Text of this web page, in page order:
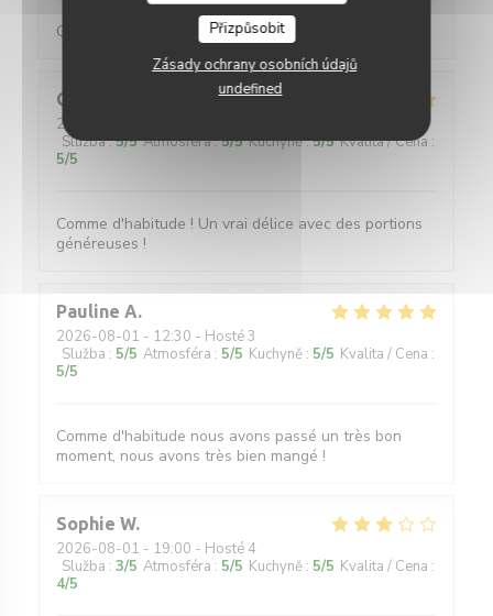
Přizpůsobit
Zásady ochrany osobních údajů
undefined
Galettes et crêpes très généreuses (en garnitures)
Quentin
2026-07-31
Služba:5/5 Atmosféra:5/5 Kuchyně:5/5 Kvalita / Cena :
5/5
Comme d'habitude ! Un vrai délice avec des portions
généreuses !
Pauline A
2026-08-01 - 12:30 - Hosté 3
Služba : 5/5 Atmosféra : 5/5 Kuchyně : 5/5 Kvalita / Cena :
5/5
Comme d'habitude nous avons passé un très bon
moment, nous avons très bien mangé !
Sophie W
2026-08-01 - 19:00 - Hosté 4
Služba : 3/5 Atmosféra : 5/5 Kuchyně : 5/5 Kvalita / Cena :
4/5